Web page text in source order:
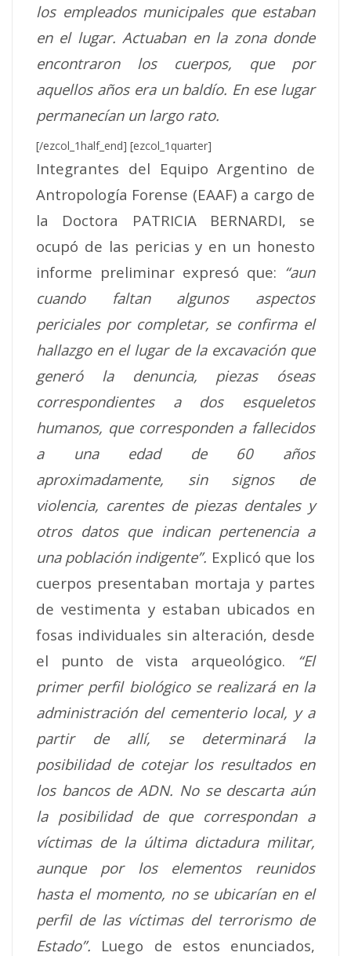
los empleados municipales que estaban
en el lugar. Actuaban en la zona donde
encontraron los cuerpos, que por
aquellos años era un baldío. En ese lugar
permanecían un largo rato.
[/ezcol_1half_end] [ezcol_1quarter]
Integrantes del Equipo Argentino de
Antropología Forense (EAAF) a cargo de
la Doctora PATRICIA BERNARDI, se
ocupó de las pericias y en un honesto
informe preliminar expresó que: “aun
cuando faltan algunos aspectos
periciales por completar, se confirma el
hallazgo en el lugar de la excavación que
generó la denuncia, piezas óseas
correspondientes a dos esqueletos
humanos, que corresponden a fallecidos
a una edad de 60 años
aproximadamente, sin signos de
violencia, carentes de piezas dentales y
otros datos que indican pertenencia a
una población indigente”. Explicó que los
cuerpos presentaban mortaja y partes
de vestimenta y estaban ubicados en
fosas individuales sin alteración, desde
el punto de vista arqueológico. “El
primer perfil biológico se realizará en la
administración del cementerio local, y a
partir de allí, se determinará la
posibilidad de cotejar los resultados en
los bancos de ADN. No se descarta aún
la posibilidad de que correspondan a
víctimas de la última dictadura militar,
aunque por los elementos reunidos
hasta el momento, no se ubicarían en el
perfil de las víctimas del terrorismo de
Estado”. Luego de estos enunciados,